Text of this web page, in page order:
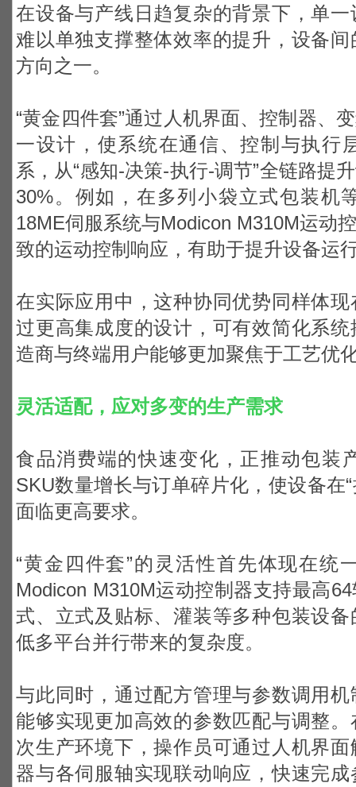
在设备与产线日趋复杂的背景下，单
难以单独支撑整体效率的提升，设备
方向之一。
“黄金四件套”通过人机界面、控制器、
一设计，使系统在通信、控制与执行
系，从“感知-决策-执行-调节”全链路提
30%。例如，在多列小袋立式包装机
18ME伺服系统与Modicon M310M运动
致的运动控制响应，有助于提升设备运
在实际应用中，这种协同优势同样体
过更高集成度的设计，可有效简化系
造商与终端用户能够更加聚焦于工艺优
灵活适配，应对多变的生产需求
食品消费端的快速变化，正推动包装
SKU数量增长与订单碎片化，使设备在
面临更高要求。
“黄金四件套”的灵活性首先体现在统
Modicon M310M运动控制器支持最高
式、立式及贴标、灌装等多种包装设
低多平台并行带来的复杂度。
与此同时，通过配方管理与参数调用
能够实现更加高效的参数匹配与调整
次生产环境下，操作员可通过人机界
器与各伺服轴实现联动响应，快速完